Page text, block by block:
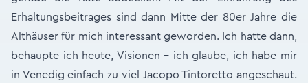
Erhaltungsbeitrages sind dann Mitte der 80er Jahre die
Althäuser für mich interessant geworden. Ich hatte dann,
behaupte ich heute, Visionen - ich glaube, ich habe mir
in Venedig einfach zu viel Jacopo Tintoretto angeschaut.